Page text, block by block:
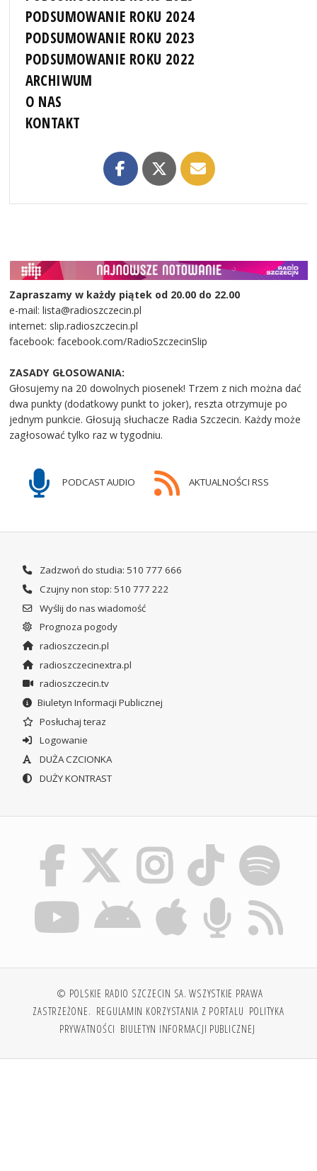
PODSUMOWANIE ROKU 2024
PODSUMOWANIE ROKU 2023
PODSUMOWANIE ROKU 2022
ARCHIWUM
O NAS
KONTAKT
Zapraszamy w każdy piątek od 20.00 do 22.00
e-mail: lista@radioszczecin.pl
internet: slip.radioszczecin.pl
facebook: facebook.com/RadioSzczecinSlip
ZASADY GŁOSOWANIA:
Głosujemy na 20 dowolnych piosenek! Trzem z nich można dać
dwa punkty (dodatkowy punkt to joker), reszta otrzymuje po
jednym punkcie. Głosują słuchacze Radia Szczecin. Każdy może
zagłosować tylko raz w tygodniu.
PODCAST AUDIO AKTUALNOŚCI RSS
Zadzwoń do studia: 510 777 666
Czujny non stop: 510 777 222
Wyślij do nas wiadomość
Prognoza pogody
radioszczecin.pl
radioszczecinextra.pl
radioszczecin.tv
Biuletyn Informacji Publicznej
Posłuchaj teraz
Logowanie
DUŻA CZCIONKA
DUŻY KONTRAST
© POLSKIE RADIO SZCZECIN SA. WSZYSTKIE PRAWA
ZASTRZEŻONE. REGULAMIN KORZYSTANIA Z PORTALU POLITYKA
PRYWATNOŚCI BIULETYN INFORMACJI PUBLICZNEJ